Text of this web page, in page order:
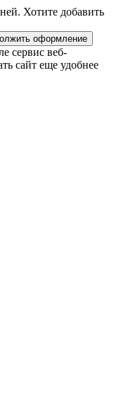
Хотите добавить
оформление
сервис веб-
сайт еще удобнее